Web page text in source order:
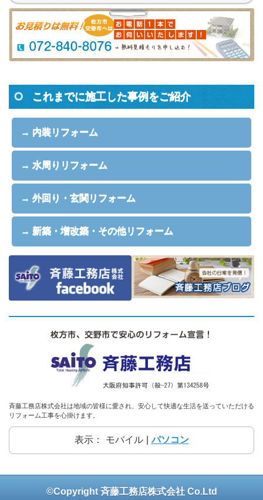
これまでに施工した事例をご紹介
→ 内装リフォーム
→ 水周りリフォーム
→ 外回り・玄関リフォーム
→ 新築・増改築・その他リフォーム
斉藤工務店株式会社は地域の皆様に愛され、安心して快適な生活を送っていただける
リフォーム工事を心掛けます。
表示： モバイル パソコン
©Copyright 斉藤工務店株式会社 Co.Ltd